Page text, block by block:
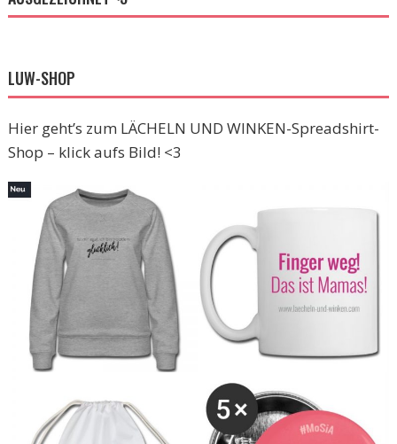
LUW-SHOP
Hier geht’s zum LÄCHELN UND WINKEN-Spreadshirt-
Shop – klick aufs Bild! <3